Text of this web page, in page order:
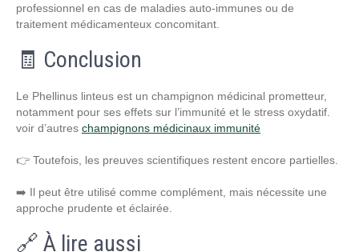
professionnel en cas de maladies auto-immunes ou de
traitement médicamenteux concomitant.
🧾 Conclusion
Le Phellinus linteus est un champignon médicinal prometteur,
notamment pour ses effets sur l’immunité et le stress oxydatif.
voir d’autres champignons médicinaux immunité
👉 Toutefois, les preuves scientifiques restent encore partielles.
➡️ Il peut être utilisé comme complément, mais nécessite une
approche prudente et éclairée.
🔗 À lire aussi